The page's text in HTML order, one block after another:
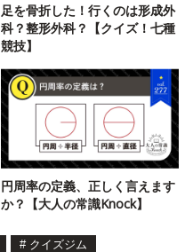
足を骨折した！行くのは形成外
科？整形外科？【クイズ！七種
競技】
円周率の定義、正しく言えます
か？【大人の常識Knock】
# クイズジム